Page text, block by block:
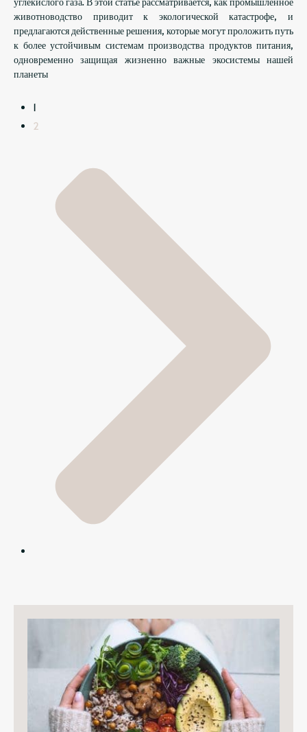
животноводство приводит к экологической катастрофе, и
предлагаются действенные решения, которые могут проложить путь
к более устойчивым системам производства продуктов питания,
одновременно защищая жизненно важные экосистемы нашей
планеты
1
2